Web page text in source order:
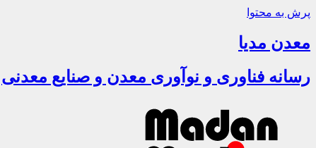
پرش به محتوا
معدن مدیا
رسانه فناوری و نوآوری معدن و صنایع معدنی